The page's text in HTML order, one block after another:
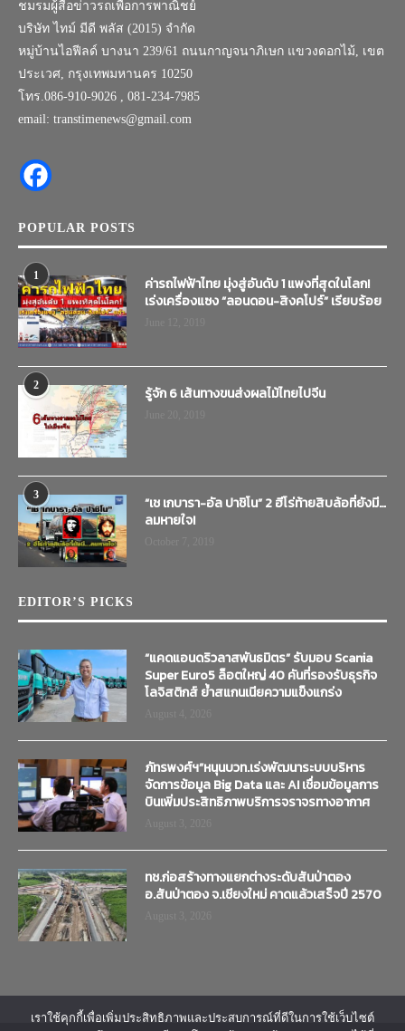
ชมรมผู้สื่อข่าวรถเพื่อการพาณิชย์
บริษัท ไทม์ มีดี พลัส (2015) จำกัด
หมู่บ้านไอฟีลด์ บางนา 239/61 ถนนกาญจนาภิเษก แขวงดอกไม้, เขต
ประเวศ, กรุงเทพมหานคร 10250
โทร.086-910-9026 , 081-234-7985
email: transtimenews@gmail.com
POPULAR POSTS
1
ค่ารถไฟฟ้าไทย มุ่งสู่อันดับ 1 แพงที่สุดในโลก!
เร่งเครื่องแซง “ลอนดอน-สิงคโปร์” เรียบร้อย
2 รู้จัก 6 เส้นทางขนส่งผลไม้ไทยไปจีน
3
“เช เกบารา-อัล ปาชิโน” 2 ฮีโร่ท้ายสิบล้อที่ยังมี…
ลมหายใจ!
EDITOR’S PICKS
“แคดแอนดริวลาสพันธมิตร” รับมอบ Scania
Super Euro5 ล็อตใหญ่ 40 คันที่รองรับธุรกิจ
โลจิสติกส์ ย้ำสแกนเนียความแข็งแกร่ง
ภัทรพงศ์ฯ”หนุนบวท.เร่งพัฒนาระบบบริหาร
จัดการข้อมูล Big Data และ AI เชื่อมข้อมูลการ
บินเพิ่มประสิทธิภาพบริการจราจรทางอากาศ
ทช.ก่อสร้างทางแยกต่างระดับสันป่าตอง
อ.สันป่าตอง จ.เชียงใหม่ คาดแล้วเสร็จปี 2570
เราใช้คุกกี้เพื่อเพิ่มประสิทธิภาพและประสบการณ์ที่ดีในการใช้เว็บไซต์